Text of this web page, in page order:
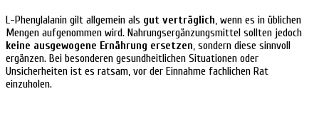
L-Phenylalanin gilt allgemein als gut verträglich , wenn es in üblichen
Mengen aufgenommen wird. Nahrungsergänzungsmittel sollten jedoch
keine ausgewogene Ernährung ersetzen , sondern diese sinnvoll
ergänzen. Bei besonderen gesundheitlichen Situationen oder
Unsicherheiten ist es ratsam, vor der Einnahme fachlichen Rat
einzuholen.